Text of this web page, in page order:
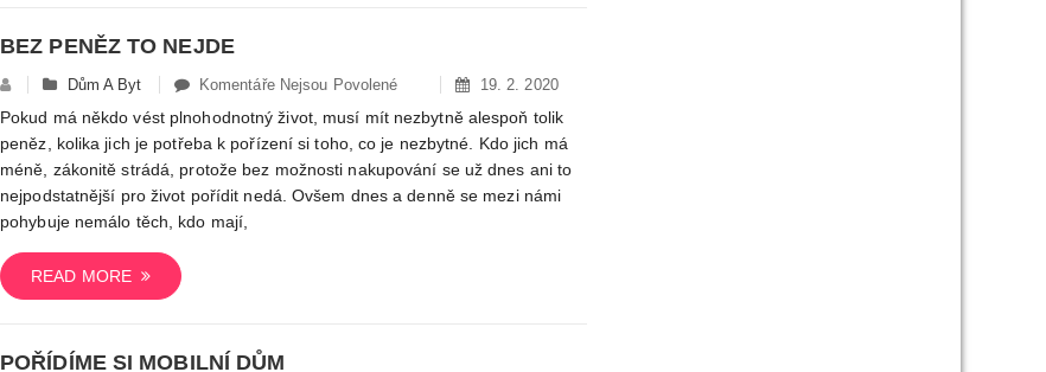
BEZ PENĚZ TO NEJDE
Dům A Byt Komentáře Nejsou PovolenéU
Textu
Názvem
Bez
19. 2. 2020
Pokud má někdo vést plnohodnotný život, musí mít nezbytně alespoň tolik
peněz, kolika jich je potřeba k pořízení si toho, co je nezbytné. Kdo jich má
méně, zákonitě strádá, protože bez možnosti nakupování se už dnes ani to
nejpodstatnější pro život pořídit nedá. Ovšem dnes a denně se mezi námi
pohybuje nemálo těch, kdo mají,
READ MORE
POŘÍDÍME SI MOBILNÍ DŮM